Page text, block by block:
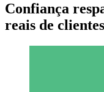
Confiança
reais de clientes